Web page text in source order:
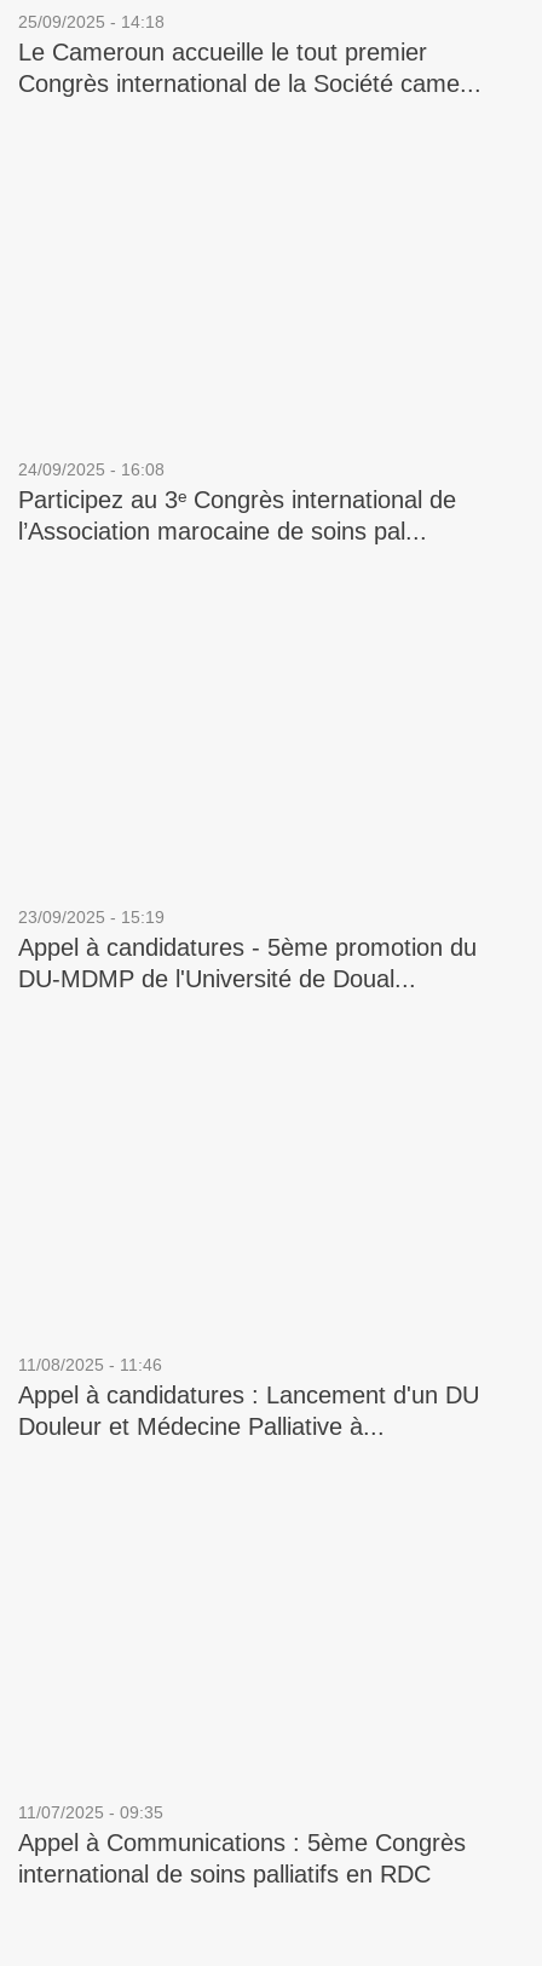
25/09/2025 - 14:18
Le Cameroun accueille le tout premier
Congrès international de la Société came...
24/09/2025 - 16:08
Participez au 3ᵉ Congrès international de
l’Association marocaine de soins pal...
23/09/2025 - 15:19
Appel à candidatures - 5ème promotion du
DU-MDMP de l'Université de Doual...
11/08/2025 - 11:46
Appel à candidatures : Lancement d'un DU
Douleur et Médecine Palliative à...
11/07/2025 - 09:35
Appel à Communications : 5ème Congrès
international de soins palliatifs en RDC